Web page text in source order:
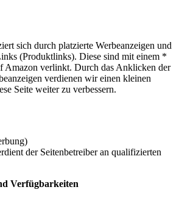
sich durch platzierte Werbeanzeigen und
(Produktlinks). Diese sind mit einem *
Amazon verlinkt. Durch das Anklicken der
verdienen wir einen kleinen
Seite weiter zu verbessern.
der Seitenbetreiber an qualifizierten
Verfügbarkeiten